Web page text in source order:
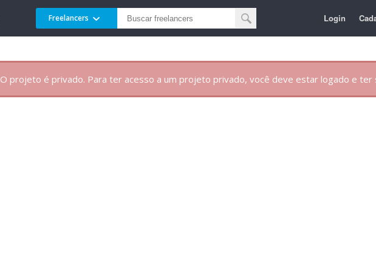
Freelancers Login
O projeto é privado. Para ter acesso a um projeto privado, você deve estar logado e ter